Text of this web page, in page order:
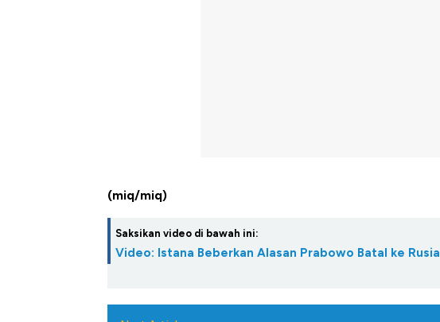
(miq/miq)
Saksikan video di bawah ini:
Video: Istana Beberkan Alasan Prabowo Batal ke Rusia